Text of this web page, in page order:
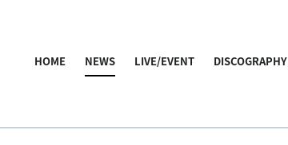
HOME NEWS LIVE/EVENT DISCOGRAPHY